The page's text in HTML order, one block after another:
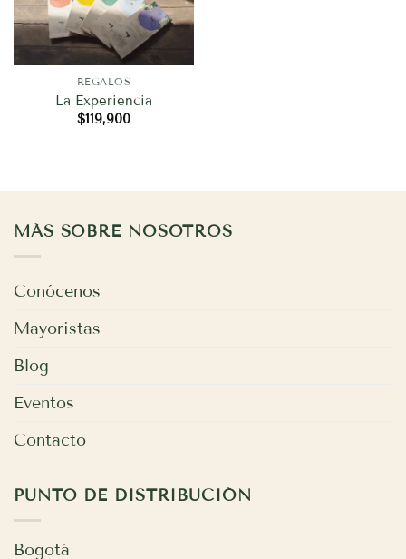
REGALOS
La Experiencia
$119,900
MÁS SOBRE NOSOTROS
Conócenos
Mayoristas
Blog
Eventos
Contacto
PUNTO DE DISTRIBUCIÓN
Bogotá